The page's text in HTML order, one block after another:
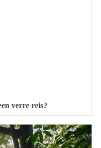
verre reis?